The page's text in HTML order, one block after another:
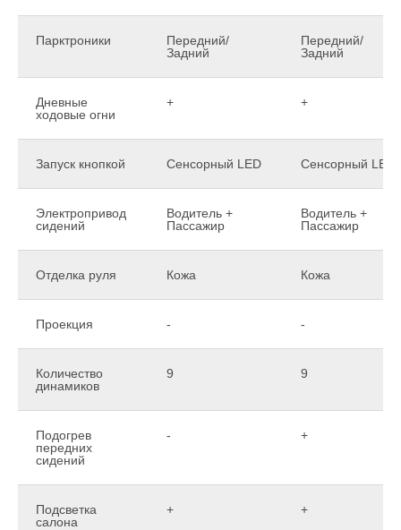
Парктроники
Передний/
Задний
Передний/
Задний
Дневные
ходовые огни
+ +
Запуск кнопкой Сенсорный LED Сенсорный LED
Электропривод
сидений
Водитель +
Пассажир
Водитель +
Пассажир
Отделка руля Кожа Кожа
Проекция - -
Количество
динамиков
9 9
Подогрев
передних
сидений
- +
Подсветка
салона
+ +